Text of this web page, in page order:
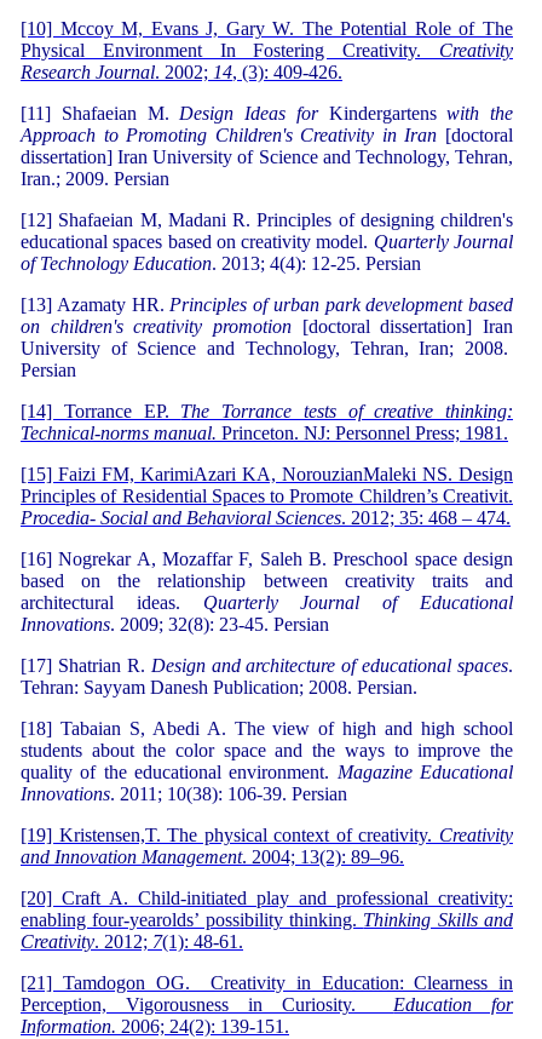
[10] Mccoy M, Evans J, Gary W. The Potential Role of The
Physical Environment In Fostering Creativity. Creativity
Research Journal. 2002; 14, (3): 409-426.
[11] Shafaeian M. Design Ideas for Kindergartenswith the
Approach to Promoting Children's Creativity in Iran [doctoral
dissertation] Iran University of Science and Technology, Tehran,
Iran.; 2009. Persian
[12] Shafaeian M, Madani R. Principles of designing children's
educational spaces based on creativity model. Quarterly Journal
of Technology Education. 2013; 4(4): 12-25. Persian
[13] Azamaty HR. Principles of urban park development based
on children's creativity promotion [doctoral dissertation] Iran
University of Science and Technology, Tehran, Iran; 2008.
Persian
[14] Torrance EP. The Torrance tests of creative thinking:
Technical-norms manual. Princeton. NJ: Personnel Press; 1981.
[15] Faizi FM, KarimiAzari KA, NorouzianMaleki NS. Design
Principles of Residential Spaces to Promote Children’s Creativit.
Procedia- Social and Behavioral Sciences. 2012; 35: 468 – 474.
[16] Nogrekar A, Mozaffar F, Saleh B. Preschool space design
based on the relationship between creativity traits and
architectural ideas. Quarterly Journal of Educational
Innovations. 2009; 32(8): 23-45. Persian
[17] Shatrian R. Design and architecture of educational spaces.
Tehran: Sayyam Danesh Publication; 2008. Persian.
[18] Tabaian S, Abedi A. The view of high and high school
students about the color space and the ways to improve the
quality of the educational environment. Magazine Educational
Innovations. 2011; 10(38): 106-39. Persian
[19] Kristensen,T. The physical context of creativity. Creativity
and Innovation Management. 2004; 13(2): 89–96.
[20] Craft A. Child-initiated play and professional creativity:
enabling four-yearolds’ possibility thinking. Thinking Skills and
Creativity. 2012; 7(1): 48-61.
[21] Tamdogon OG. Creativity in Education: Clearness in
Perception, Vigorousness in Curiosity. Education for
Information. 2006; 24(2): 139-151.